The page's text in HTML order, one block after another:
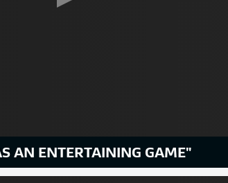
AN ENTERTAINING GAME"